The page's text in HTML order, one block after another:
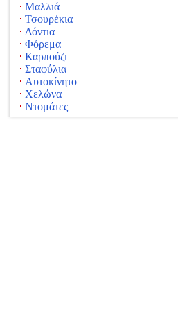
Μαλλιά
Τσουρέκια
Δόντια
Φόρεμα
Καρπούζι
Σταφύλια
Αυτοκίνητο
Χελώνα
Ντομάτες